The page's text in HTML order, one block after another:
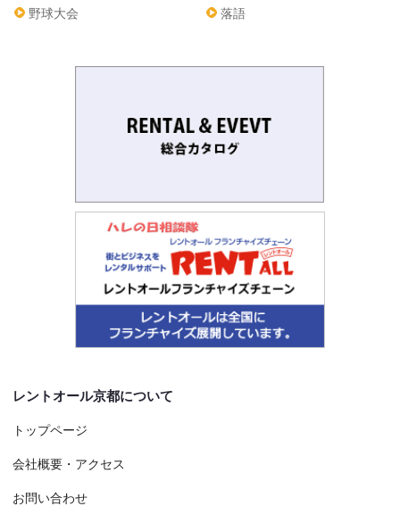
野球大会 落語
レントオール京都について
トップページ
会社概要・アクセス
お問い合わせ